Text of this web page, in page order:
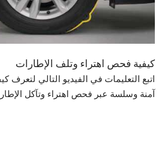
كيفية فحص اهتراء وتلف الإطارات
اتبع التعليمات في الفيديو التالي لتعرف
آمنة وسلسة عبر فحص اهتراء وتآكل